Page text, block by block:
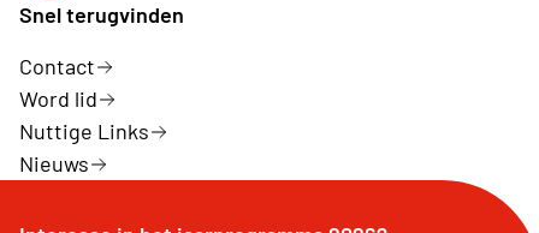
Snel terugvinden
Contact
Word lid
Nuttige Links
Nieuws